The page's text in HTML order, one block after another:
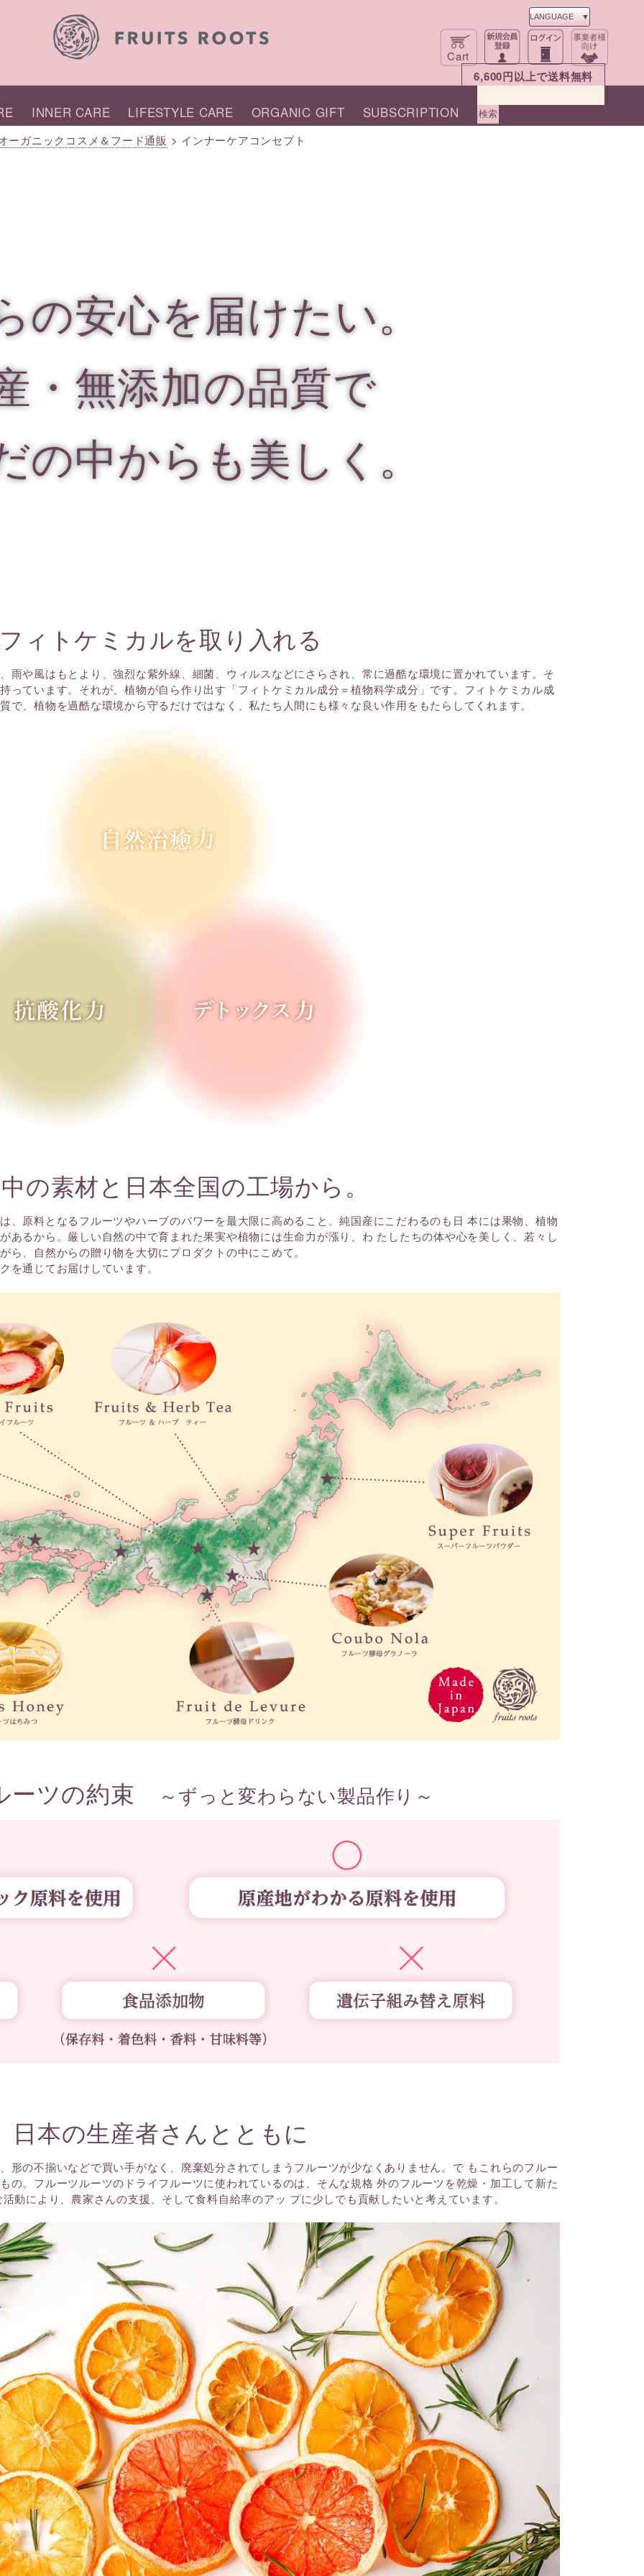
Cart
6,600円以上で送料無料
INNER CARE LIFESTYLE CARE ORGANIC GIFT SUBSCRIPTION
ーガニックコスメ＆フード通販 > インナーケアコンセプト
の安心を届けたい。
・無添加の品質で
の中からも美しく。
フィトケミカルを取り入れる
雨や風はもとより、強烈な紫外線、細菌、ウィルスなどにさらされ、常に過酷な環境に置かれています。そ
っています。それが、植物が自ら作り出す「フィトケミカル成分＝植物科学成分」です。フィトケミカル成
で、植物を過酷な環境から守るだけではなく、私たち人間にも様々な良い作用をもたらしてくれます。
の素材と日本全国の工場から。
、原料となるフルーツやハーブのパワーを最大限に高めること。純国産にこだわるのも日 本には果物、植物
あるから。厳しい自然の中で育まれた果実や植物には生命力が漲り、わ たしたちの体や心を美しく、若々し
、自然からの贈り物を大切にプロダクトの中にこめて。
を通じてお届けしています。
ーツの約束 ～ずっと変わらない製品作り～
日本の生産者さんとともに
形の不揃いなどで買い手がなく、廃棄処分されてしまうフルーツが少なくありません。で もこれらのフルー
の。フルーツルーツのドライフルーツに使われているのは、そんな規格 外のフルーツを乾燥・加工して新た
動により、農家さんの支援、そして食料自給率のアッ プに少しでも貢献したいと考えています。